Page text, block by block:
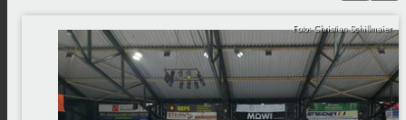
Foto: Christian Schillmaier